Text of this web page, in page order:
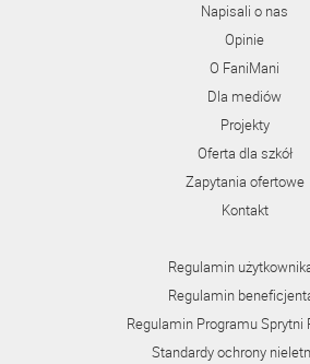
Napisali o nas
Opinie
O FaniMani
Dla mediów
Projekty
Oferta dla szkół
Zapytania ofertowe
Kontakt
Regulamin
Regulamin
Regulamin Programu Sprytni
Standardy ochrony